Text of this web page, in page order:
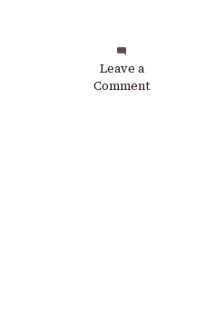
Leave a
Comment
on
Groupe